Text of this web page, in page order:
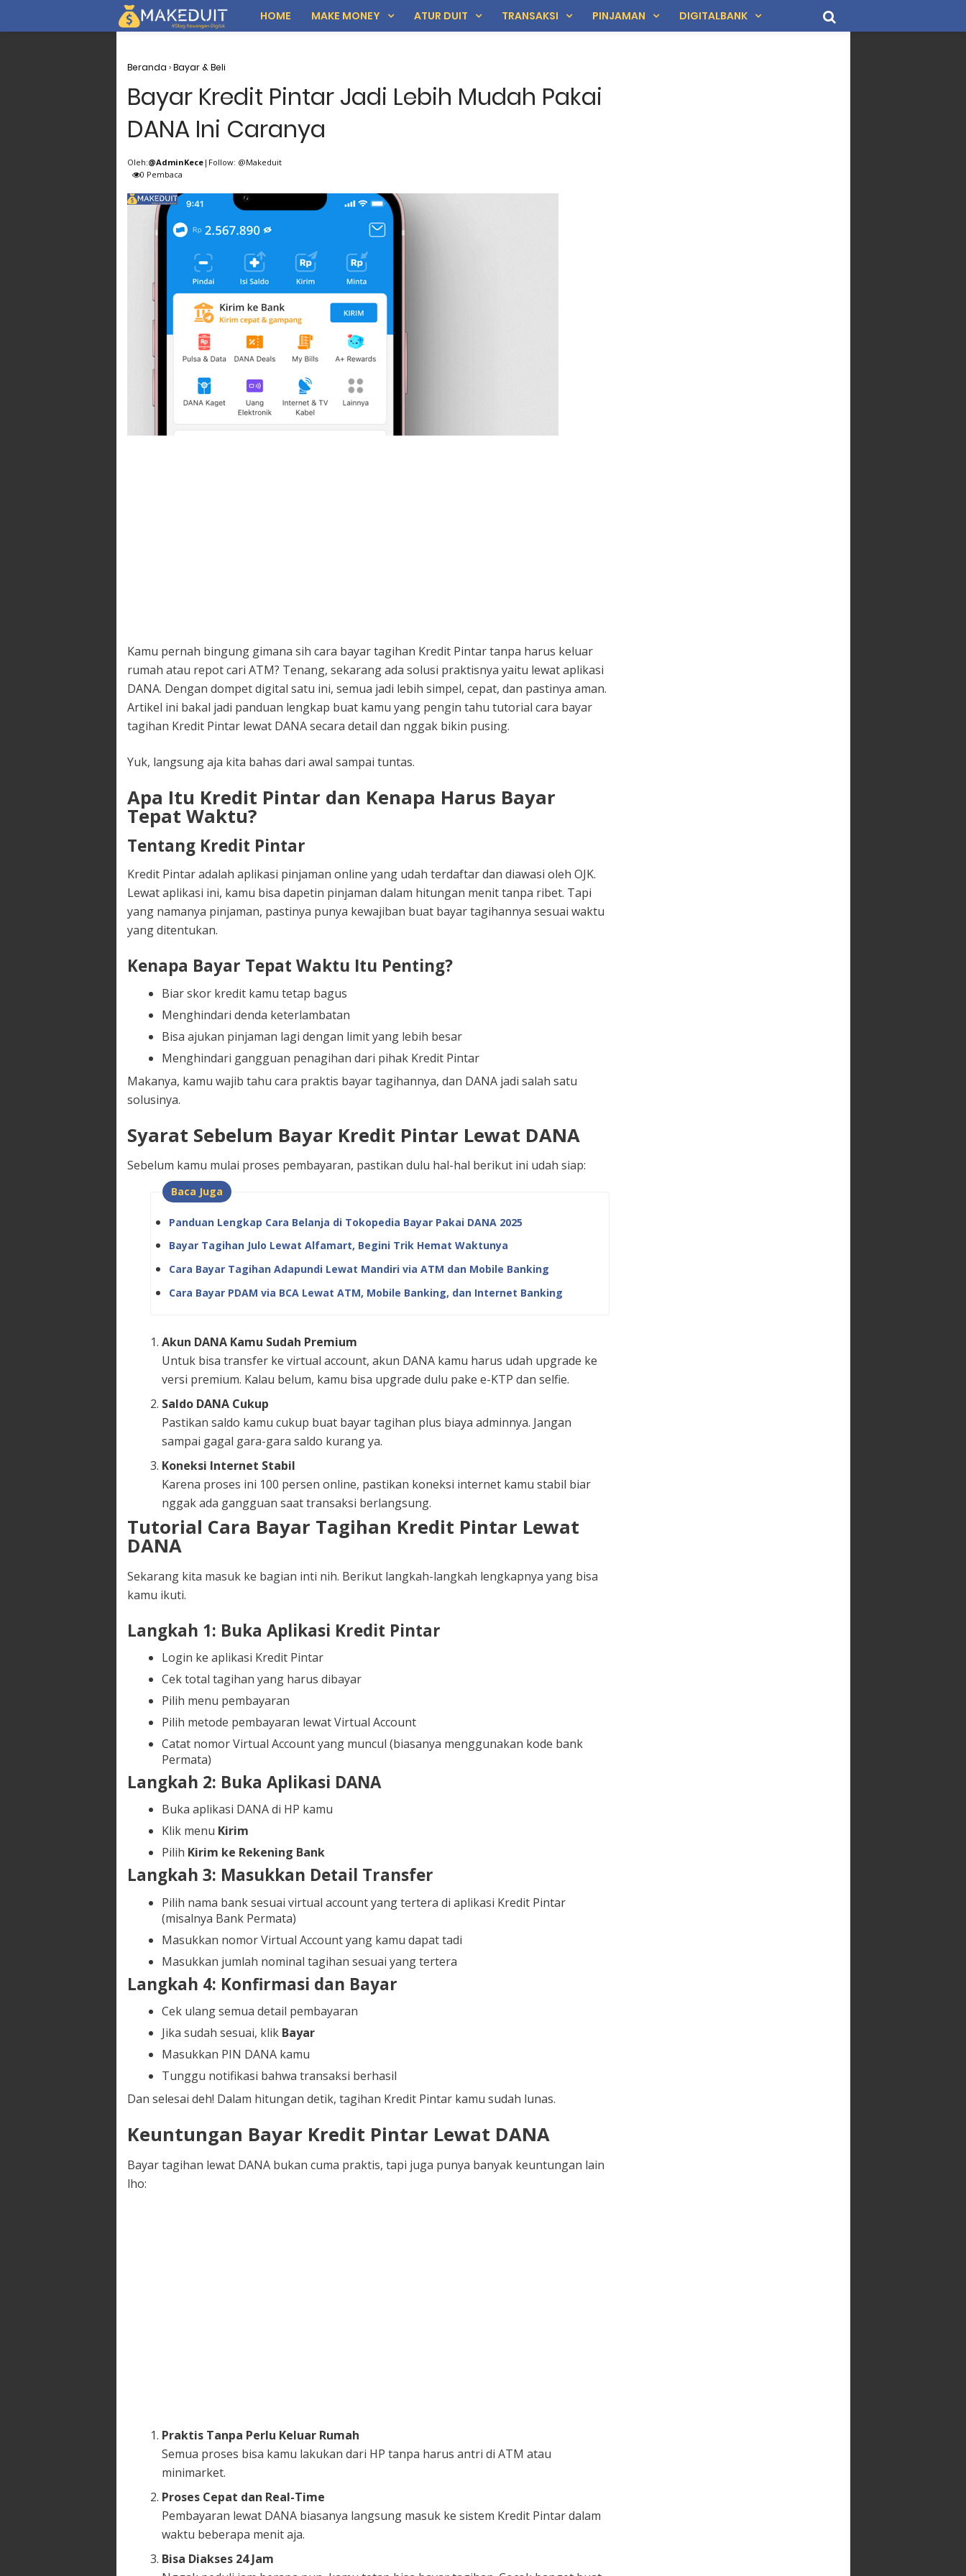
HOME MAKE MONEY ATUR DUIT TRANSAKSI PINJAMAN DIGITALBANK
Beranda ›Bayar & Beli
Bayar Kredit Pintar Jadi Lebih Mudah Pakai
DANA Ini Caranya
Oleh:@AdminKece|Follow: @Makeduit
0 Pembaca
Kamu pernah bingung gimana sih cara bayar tagihan Kredit Pintar tanpa harus keluar
rumah atau repot cari ATM? Tenang, sekarang ada solusi praktisnya yaitu lewat aplikasi
DANA. Dengan dompet digital satu ini, semua jadi lebih simpel, cepat, dan pastinya aman.
Artikel ini bakal jadi panduan lengkap buat kamu yang pengin tahu tutorial cara bayar
tagihan Kredit Pintar lewat DANA secara detail dan nggak bikin pusing.
Yuk, langsung aja kita bahas dari awal sampai tuntas.
Apa Itu Kredit Pintar dan Kenapa Harus Bayar
Tepat Waktu?
Tentang Kredit Pintar
Kredit Pintar adalah aplikasi pinjaman online yang udah terdaftar dan diawasi oleh OJK.
Lewat aplikasi ini, kamu bisa dapetin pinjaman dalam hitungan menit tanpa ribet. Tapi
yang namanya pinjaman, pastinya punya kewajiban buat bayar tagihannya sesuai waktu
yang ditentukan.
Kenapa Bayar Tepat Waktu Itu Penting?
Biar skor kredit kamu tetap bagus
Menghindari denda keterlambatan
Bisa ajukan pinjaman lagi dengan limit yang lebih besar
Menghindari gangguan penagihan dari pihak Kredit Pintar
Makanya, kamu wajib tahu cara praktis bayar tagihannya, dan DANA jadi salah satu
solusinya.
Syarat Sebelum Bayar Kredit Pintar Lewat DANA
Sebelum kamu mulai proses pembayaran, pastikan dulu hal-hal berikut ini udah siap:
Baca Juga
Panduan Lengkap Cara Belanja di Tokopedia Bayar Pakai DANA 2025
Bayar Tagihan Julo Lewat Alfamart, Begini Trik Hemat Waktunya
Cara Bayar Tagihan Adapundi Lewat Mandiri via ATM dan Mobile Banking
Cara Bayar PDAM via BCA Lewat ATM, Mobile Banking, dan Internet Banking
Akun DANA Kamu Sudah Premium
Untuk bisa transfer ke virtual account, akun DANA kamu harus udah upgrade ke
versi premium. Kalau belum, kamu bisa upgrade dulu pake e-KTP dan selfie.
Saldo DANA Cukup
Pastikan saldo kamu cukup buat bayar tagihan plus biaya adminnya. Jangan
sampai gagal gara-gara saldo kurang ya.
Koneksi Internet Stabil
Karena proses ini 100 persen online, pastikan koneksi internet kamu stabil biar
nggak ada gangguan saat transaksi berlangsung.
Tutorial Cara Bayar Tagihan Kredit Pintar Lewat
DANA
Sekarang kita masuk ke bagian inti nih. Berikut langkah-langkah lengkapnya yang bisa
kamu ikuti.
Langkah 1: Buka Aplikasi Kredit Pintar
Login ke aplikasi Kredit Pintar
Cek total tagihan yang harus dibayar
Pilih menu pembayaran
Pilih metode pembayaran lewat Virtual Account
Catat nomor Virtual Account yang muncul (biasanya menggunakan kode bank
Permata)
Langkah 2: Buka Aplikasi DANA
Buka aplikasi DANA di HP kamu
Klik menu Kirim
Pilih Kirim ke Rekening Bank
Langkah 3: Masukkan Detail Transfer
Pilih nama bank sesuai virtual account yang tertera di aplikasi Kredit Pintar
(misalnya Bank Permata)
Masukkan nomor Virtual Account yang kamu dapat tadi
Masukkan jumlah nominal tagihan sesuai yang tertera
Langkah 4: Konfirmasi dan Bayar
Cek ulang semua detail pembayaran
Jika sudah sesuai, klik Bayar
Masukkan PIN DANA kamu
Tunggu notifikasi bahwa transaksi berhasil
Dan selesai deh! Dalam hitungan detik, tagihan Kredit Pintar kamu sudah lunas.
Keuntungan Bayar Kredit Pintar Lewat DANA
Bayar tagihan lewat DANA bukan cuma praktis, tapi juga punya banyak keuntungan lain
lho:
Praktis Tanpa Perlu Keluar Rumah
Semua proses bisa kamu lakukan dari HP tanpa harus antri di ATM atau
minimarket.
Proses Cepat dan Real-Time
Pembayaran lewat DANA biasanya langsung masuk ke sistem Kredit Pintar dalam
waktu beberapa menit aja.
Bisa Diakses 24 Jam